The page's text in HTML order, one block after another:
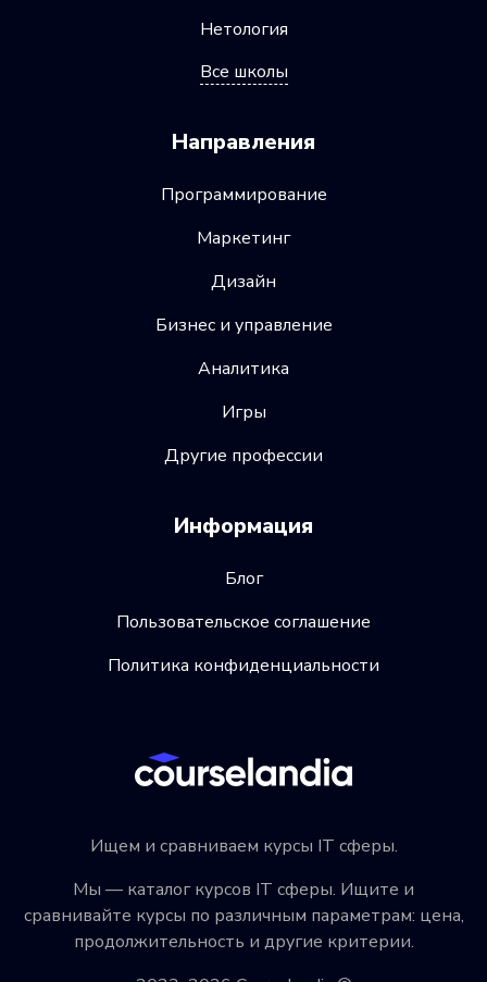
Ищем и сравниваем курсы IT сферы.
Мы — каталог курсов IT сферы. Ищите и
сравнивайте курсы по различным параметрам: цена,
продолжительность и другие критерии.
Нетология
Все школы
Направления
Программирование
Маркетинг
Дизайн
Бизнес и управление
Аналитика
Игры
Другие профессии
Информация
Блог
Пользовательское соглашение
Политика конфиденциальности